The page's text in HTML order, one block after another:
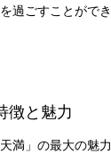
過ごすことがで
徴と魅力
天満」の最大の